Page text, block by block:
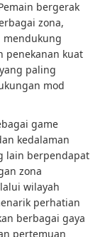
bergerak
zona,
mendukung
penekanan kuat
paling
mod
game
kedalaman
lain berpendapat
zona
wilayah
perhatian
berbagai gaya
pertemuan